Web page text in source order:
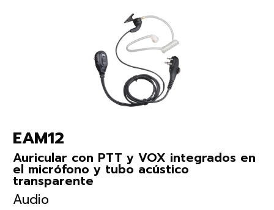
EAM12
Auricular con PTT y VOX integrados en
el micrófono y tubo acústico
transparente
Audio